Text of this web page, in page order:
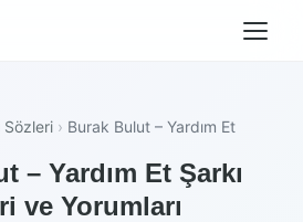
Sözleri › Burak Bulut – Yardım Et
– Yardım Et Şarkı
ve Yorumları